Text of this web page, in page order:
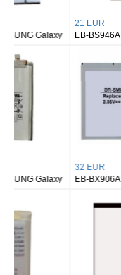
EB-BS946ABY Samsung
S26 Plus/S947
EB-BX906ABY
Tab S8 Ultra SM-X900